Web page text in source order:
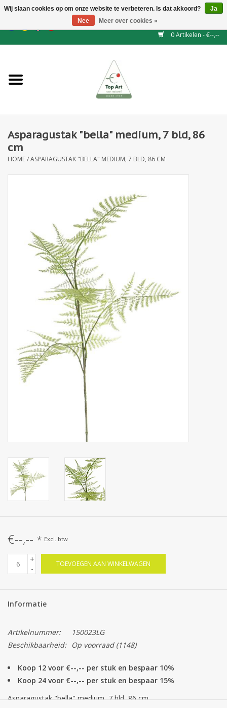
EUR/GBP/CHF
0 Artikelen - €--,--
NIEUW
Binderij
Kunstbloemen
Kunstfruit
Asparagustak "bella" medium, 7 bld, 86
cm
HOME/ASPARAGUSTAK "BELLA" MEDIUM, 7 BLD, 86 CM
€--,-- * Excl. btw
+
-
TOEVOEGEN AAN WINKELWAGEN
Informatie
Artikelnummer:
150023LG
Beschikbaarheid:
Op voorraad(1148)
Koop 12 voor €--,-- per stuk en bespaar 10%
Koop 24 voor €--,-- per stuk en bespaar 15%
Asparagustak "bella" medium, 7 bld, 86 cm
Wij slaan cookies op om onze website te verbeteren. Is dat akkoord?
Ja
Nee
Meer over cookies »